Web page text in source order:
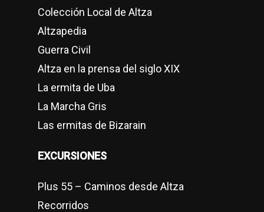
Colección Local de Altza
Altzapedia
Guerra Civil
Altza en la prensa del siglo XIX
La ermita de Uba
La Marcha Gris
Las ermitas de Bizarain
EXCURSIONES
Plus 55 – Caminos desde Altza
Recorridos